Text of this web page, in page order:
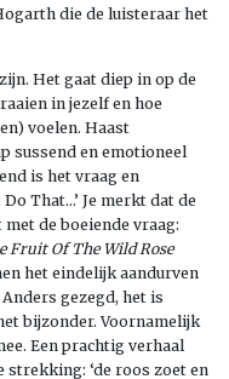
die de luisteraar het
Het gaat diep in op de
in jezelf en hoe
voelen. Haast
sussend en emotioneel
is het vraag en
That…’ Je merkt dat de
de boeiende vraag:
Fruit Of The Wild Rose
het eindelijk aandurven
gezegd, het is
bijzonder. Voornamelijk
Een prachtig verhaal
‘de roos zoet en